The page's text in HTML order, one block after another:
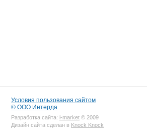
Условия пользования сайтом
© ООО Интерда
Разработка сайта: i-market © 2009
Дизайн сайта сделан в Knock Knock